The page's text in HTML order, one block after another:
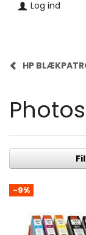
Log ind
HP
-9%